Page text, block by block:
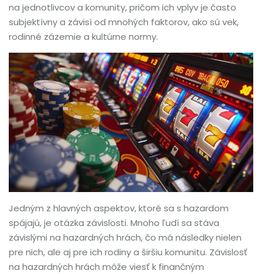
na jednotlivcov a komunity, pričom ich vplyv je často
subjektívny a závisí od mnohých faktorov, ako sú vek,
rodinné zázemie a kultúrne normy.
Jedným z hlavných aspektov, ktoré sa s hazardom
spájajú, je otázka závislosti. Mnoho ľudí sa stáva
závislými na hazardných hrách, čo má následky nielen
pre nich, ale aj pre ich rodiny a širšiu komunitu. Závislosť
na hazardných hrách môže viesť k finančným